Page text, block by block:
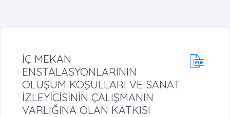
İÇ MEKAN
ENSTALASYONLARININ
OLUŞUM KOŞULLARI VE SANAT
İZLEYİCİSİNİN ÇALIŞMANIN
VARLIĞINA OLAN KATKISI